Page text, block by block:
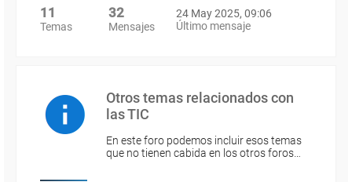
11
Temas
32
Mensajes
24 May 2025, 09:06
Último mensaje
Otros temas relacionados con
las TIC
En este foro podemos incluir esos temas
que no tienen cabida en los otros foros…